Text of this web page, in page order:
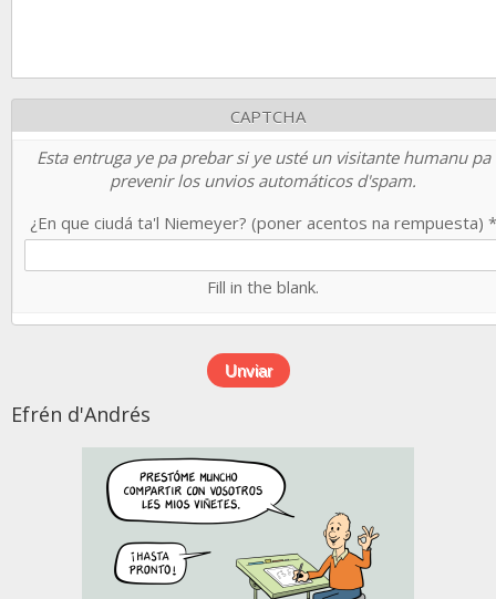
CAPTCHA
Esta entruga ye pa prebar si ye usté un visitante humanu pa
prevenir los unvios automáticos d'spam.
¿En que ciudá ta'l Niemeyer? (poner acentos na rempuesta) *
Fill in the blank.
Efrén d'Andrés